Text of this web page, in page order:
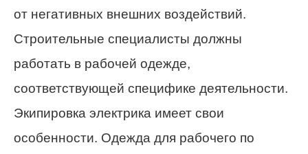
от негативных внешних воздействий.
Строительные специалисты должны
работать в рабочей одежде,
соответствующей специфике деятельности.
Экипировка электрика имеет свои
особенности. Одежда для рабочего по